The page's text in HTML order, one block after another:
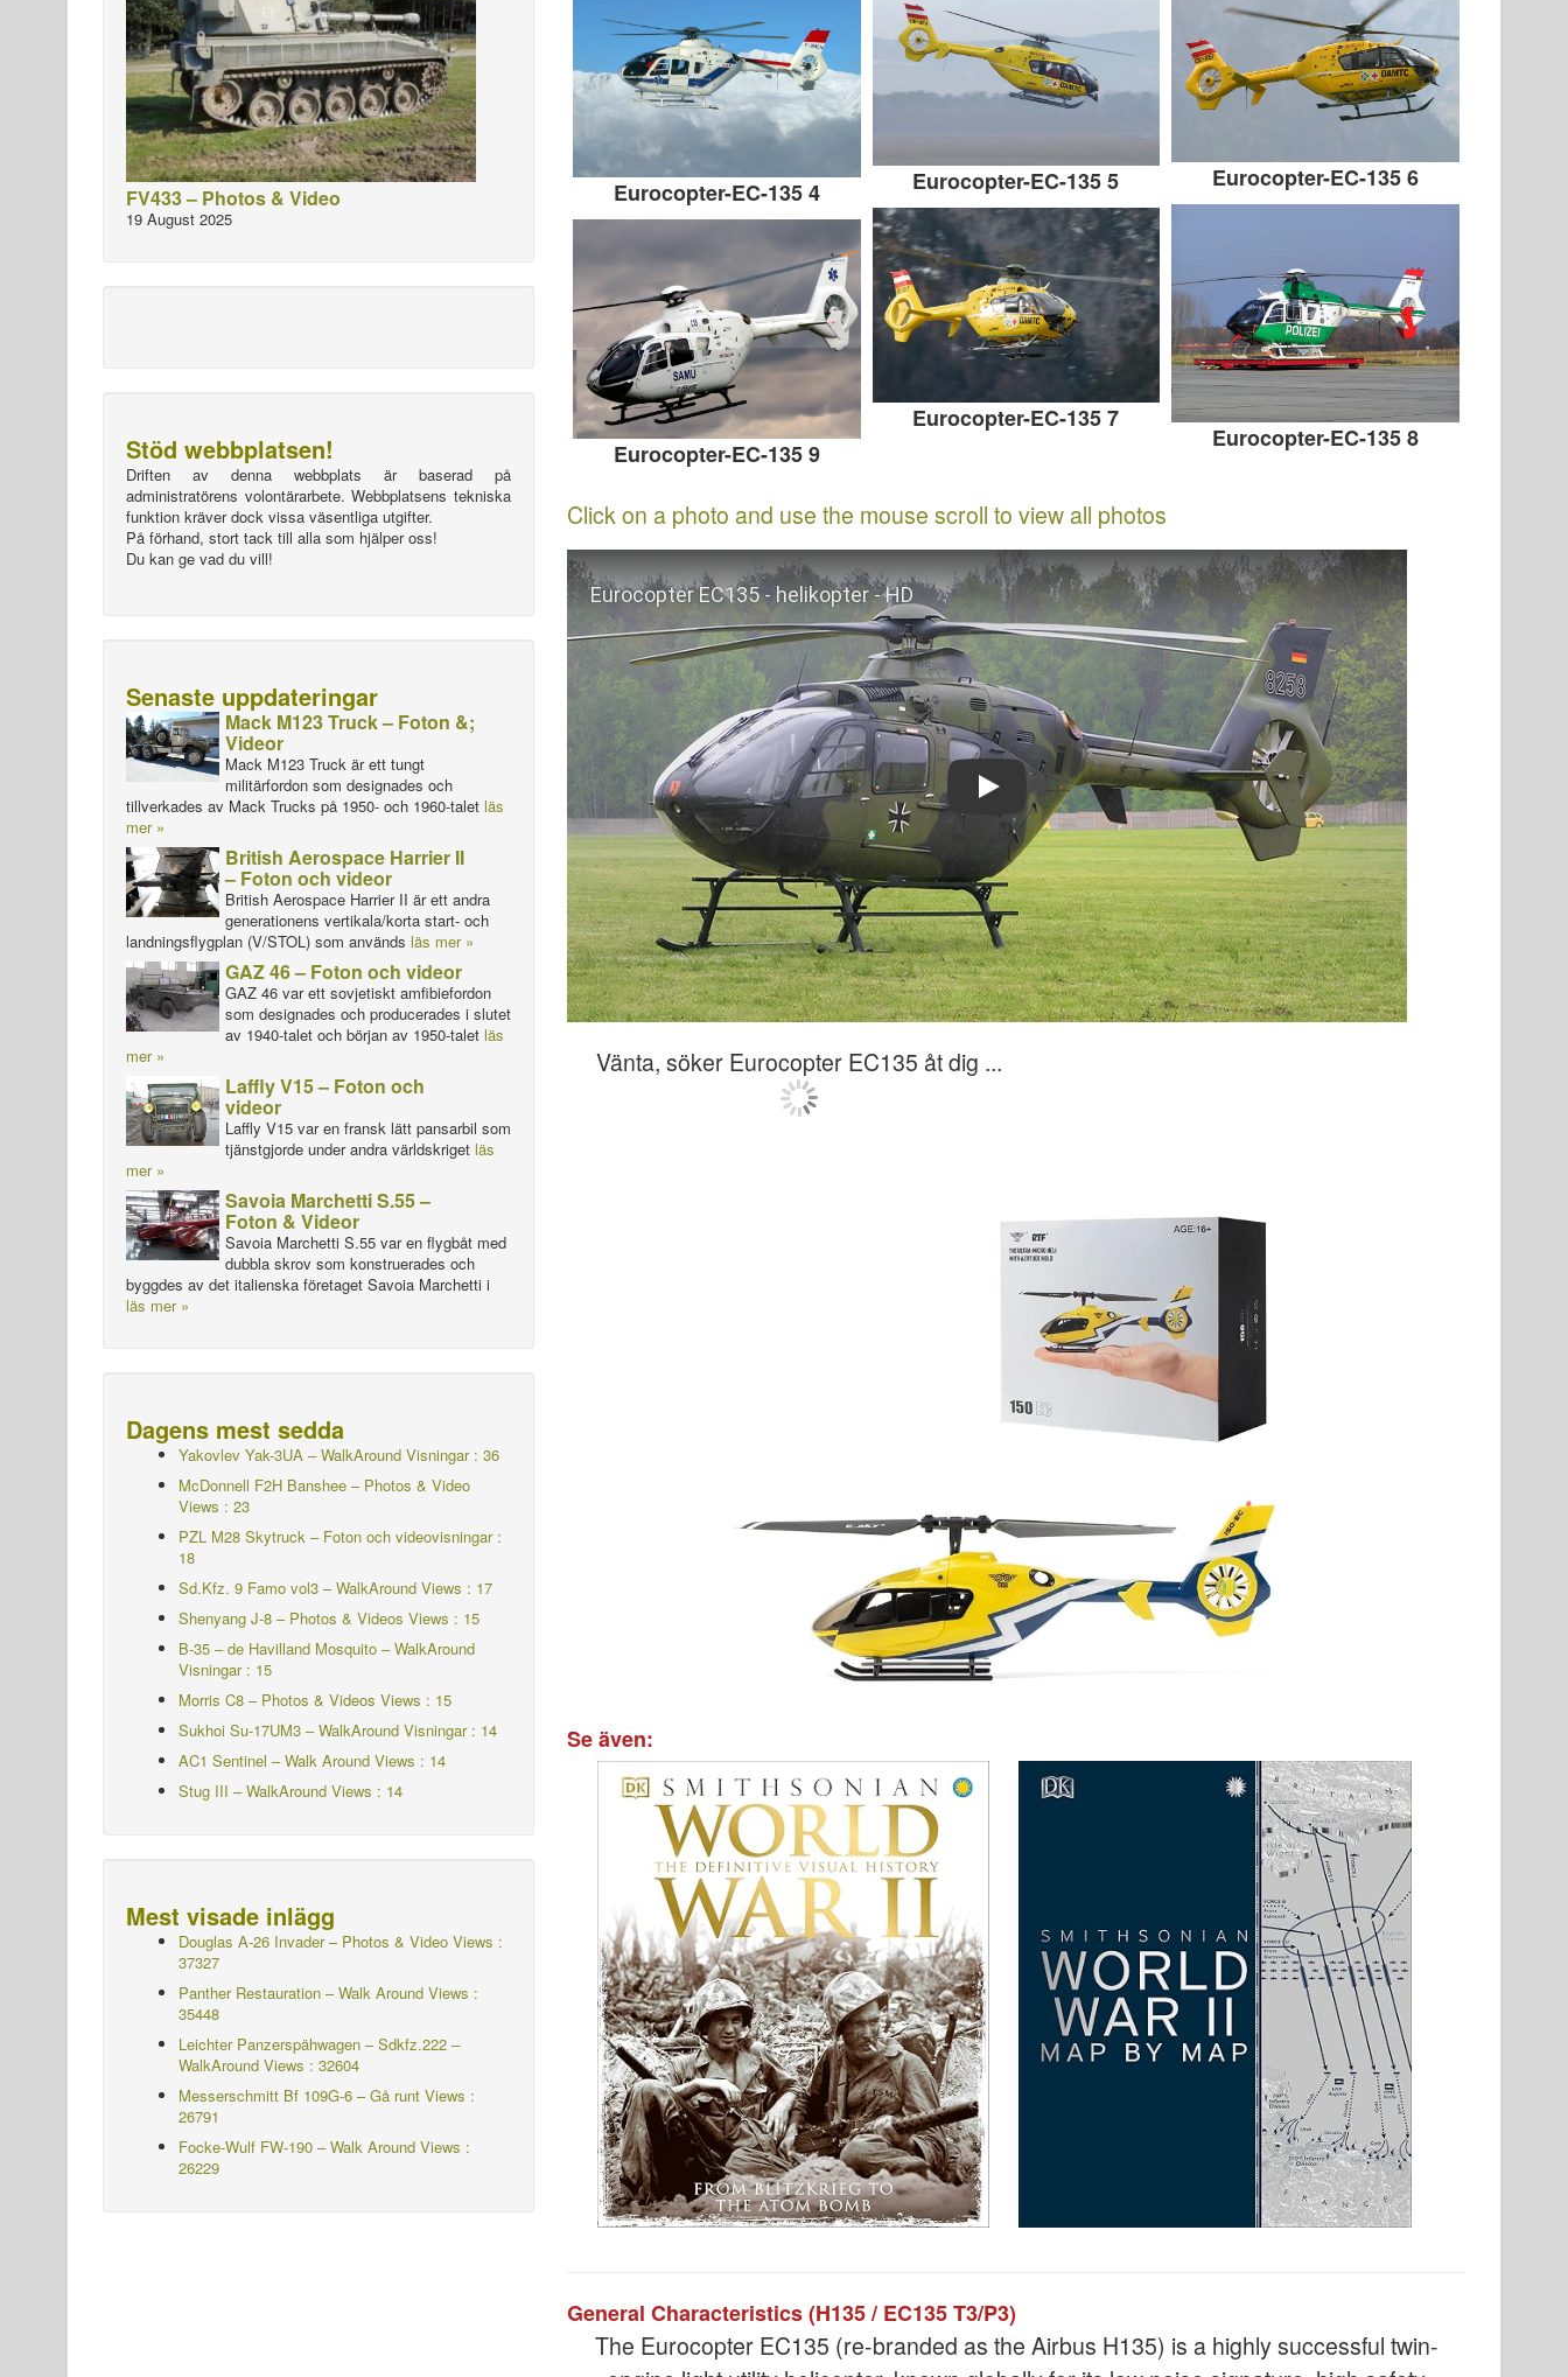
Eurocopter-EC-135 4 Eurocopter-EC-135 5 Eurocopter-EC-135 6
Eurocopter-EC-135 8
Eurocopter-EC-135 7
Eurocopter-EC-135 9
Click on a photo and use the mouse scroll to view all photos
Play
Vänta, söker Eurocopter EC135 åt dig ...
Se även:
General Characteristics (H135 / EC135 T3/P3)
The Eurocopter EC135 (re-branded as the Airbus H135) is a highly successful twin-
FV433 – Photos & Video
19 August 2025
Stöd webbplatsen!
Driften av denna webbplats är baserad på
administratörens volontärarbete. Webbplatsens tekniska
funktion kräver dock vissa väsentliga utgifter.
På förhand, stort tack till alla som hjälper oss!
Du kan ge vad du vill!
Senaste uppdateringar
Mack M123 Truck – Foton &;
Videor
Mack M123 Truck är ett tungt
militärfordon som designades och
tillverkades av Mack Trucks på 1950- och 1960-talet läs
mer »
British Aerospace Harrier II
– Foton och videor
British Aerospace Harrier II är ett andra
generationens vertikala/korta start- och
landningsflygplan (V/STOL) som används läs mer »
GAZ 46 – Foton och videor
GAZ 46 var ett sovjetiskt amfibiefordon
som designades och producerades i slutet
av 1940-talet och början av 1950-talet läs
mer »
Laffly V15 – Foton och
videor
Laffly V15 var en fransk lätt pansarbil som
tjänstgjorde under andra världskriget läs
mer »
Savoia Marchetti S.55 –
Foton & Videor
Savoia Marchetti S.55 var en flygbåt med
dubbla skrov som konstruerades och
byggdes av det italienska företaget Savoia Marchetti i
läs mer »
Dagens mest sedda
Yakovlev Yak-3UA – WalkAround Visningar : 36
McDonnell F2H Banshee – Photos & Video
Views : 23
PZL M28 Skytruck – Foton och videovisningar :
18
Sd.Kfz. 9 Famo vol3 – WalkAround Views : 17
Shenyang J-8 – Photos & Videos Views : 15
B-35 – de Havilland Mosquito – WalkAround
Visningar : 15
Morris C8 – Photos & Videos Views : 15
Sukhoi Su-17UM3 – WalkAround Visningar : 14
AC1 Sentinel – Walk Around Views : 14
Stug III – WalkAround Views : 14
Mest visade inlägg
Douglas A-26 Invader – Photos & Video Views :
37327
Panther Restauration – Walk Around Views :
35448
Leichter Panzerspähwagen – Sdkfz.222 –
WalkAround Views : 32604
Messerschmitt Bf 109G-6 – Gå runt Views :
26791
Focke-Wulf FW-190 – Walk Around Views :
26229